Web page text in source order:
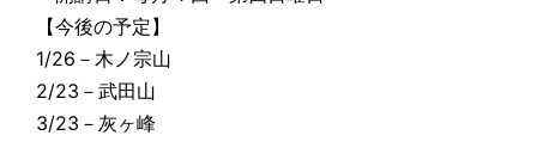
【今後の予定】
1/26－木ノ宗山
2/23－武田山
3/23－灰ヶ峰